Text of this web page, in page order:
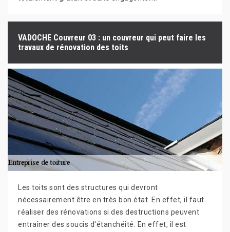
VADOCHE Couvreur 03 : un couvreur qui peut faire les
travaux de rénovation des toits
Les toits sont des structures qui devront
nécessairement être en très bon état. En effet, il faut
réaliser des rénovations si des destructions peuvent
entraîner des soucis d'étanchéité. En effet, il est